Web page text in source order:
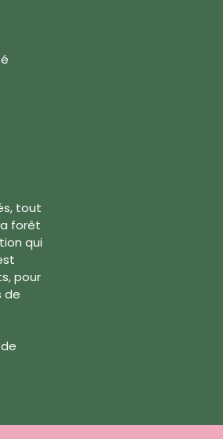
tout
forêt
qui
pour
de